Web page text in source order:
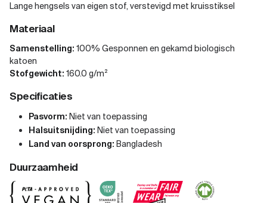
Lange hengsels van eigen stof, verstevigd met kruisstiksel
Materiaal
Samenstelling: 100% Gesponnen en gekamd biologisch
katoen
Stofgewicht: 160.0 g/m²
Specificaties
Pasvorm: Niet van toepassing
Halsuitsnijding: Niet van toepassing
Land van oorsprong: Bangladesh
Duurzaamheid